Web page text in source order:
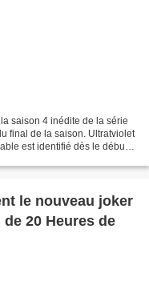
saison 4 inédite de la série
final de la saison. Ultratviolet
est identifié dès le début
le nouveau joker
20 Heures de